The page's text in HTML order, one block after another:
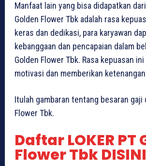
Manfaat lain yang bisa didapatkan
Golden Flower Tbk adalah rasa
keras dan dedikasi, para karyawan
kebanggaan dan pencapaian dalam
Golden Flower Tbk. Rasa kepuasan
motivasi dan memberikan
Itulah gambaran tentang besaran gaji
Flower Tbk.
Daftar LOKER PT
Flower Tbk DISINI